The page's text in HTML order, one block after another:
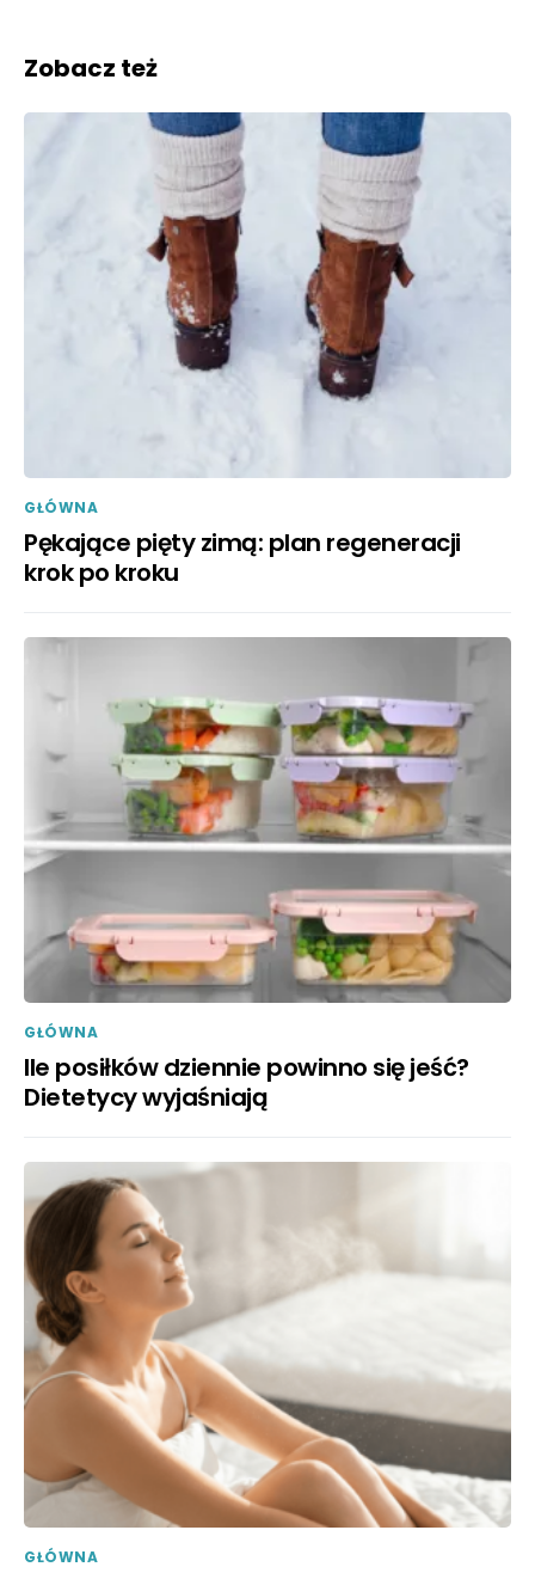
Zobacz też
GŁÓWNA
Pękające pięty zimą: plan regeneracji
krok po kroku
GŁÓWNA
Ile posiłków dziennie powinno się jeść?
Dietetycy wyjaśniają
GŁÓWNA